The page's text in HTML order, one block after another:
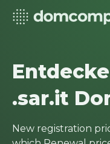
.sar.it
New registration